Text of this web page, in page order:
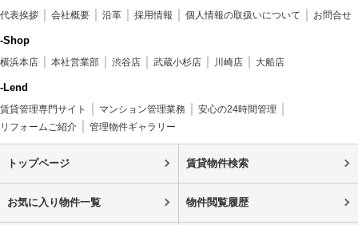
代表挨拶 会社概要 沿革 採用情報 個人情報の取扱いについて お問合せ
-Shop
横浜本店 本社営業部 渋谷店 武蔵小杉店 川崎店 大船店
-Lend
賃貸管理専門サイト マンション管理業務
安心の24時間管理
リフォームご紹介
管理物件ギャラリー
トップページ 賃貸物件検索
お気に入り物件一覧 物件閲覧履歴